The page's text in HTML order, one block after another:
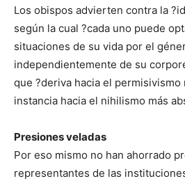
Los obispos advierten contra la
según la cual ?cada uno puede
situaciones de su vida por el
independientemente de su
que ?deriva hacia el permisivismo
instancia hacia el nihilismo más
Presiones veladas
Por eso mismo no han ahorrado
representantes de las